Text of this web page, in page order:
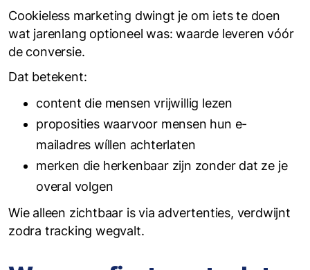
Cookieless marketing dwingt je om iets te doen
wat jarenlang optioneel was: waarde leveren vóór
de conversie.
Dat betekent:
content die mensen vrijwillig lezen
proposities waarvoor mensen hun e-
mailadres wíllen achterlaten
merken die herkenbaar zijn zonder dat ze je
overal volgen
Wie alleen zichtbaar is via advertenties, verdwijnt
zodra tracking wegvalt.